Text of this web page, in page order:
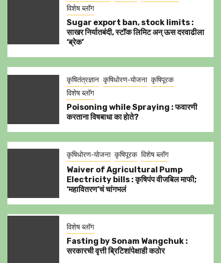
विशेष ब्लॉग
Sugar export ban, stock limits :
साखर निर्यातबंदी, स्टॉक लिमिट अन् ऊस दरवाढीला
‘ब्रेक’
कृषितंत्रज्ञान कृषिधोरण-योजना कृषिपूरक
विशेष ब्लॉग
Poisoning while Spraying : फवारणी
करताना विषबाधा का हाेते?
कृषिधोरण-योजना कृषिपूरक विशेष ब्लॉग
Waiver of Agricultural Pump
Electricity bills : कृषिपंप वीजबिल माफी;
‘महावितरण’चं चांगभलं
विशेष ब्लॉग
Fasting by Sonam Wangchuk :
सरकारची वृत्ती ब्रिटिशांपेक्षाही कठाेर